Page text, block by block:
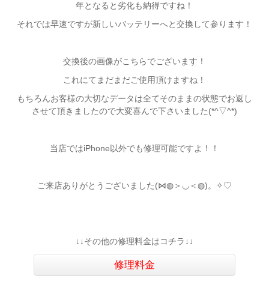
年となると劣化も納得ですね！
それでは早速ですが新しいバッテリーへと交換して参ります！
交換後の画像がこちらでございます！
これにてまだまだご使用頂けますね！
もちろんお客様の大切なデータは全てそのままの状態でお返し
させて頂きましたので大変喜んで下さいました(*^▽^*)
当店ではiPhone以外でも修理可能ですよ！！
ご来店ありがとうございました(⋈◍＞◡＜◍)。✧♡
↓↓その他の修理料金はコチラ↓↓
修理料金